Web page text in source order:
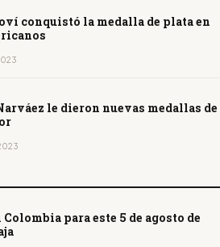
conquistó la medalla de plata en
le dieron nuevas medallas de
para este 5 de agosto de